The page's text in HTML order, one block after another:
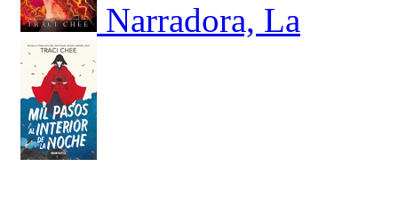
Narradora, La